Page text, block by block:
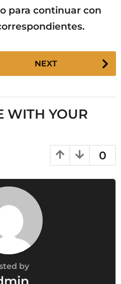
para continuar con
NEXT
WITH YOUR
0
by